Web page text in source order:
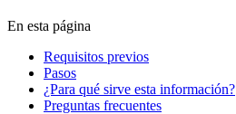
En esta página
Requisitos previos
Pasos
¿Para qué sirve esta información?
Preguntas frecuentes